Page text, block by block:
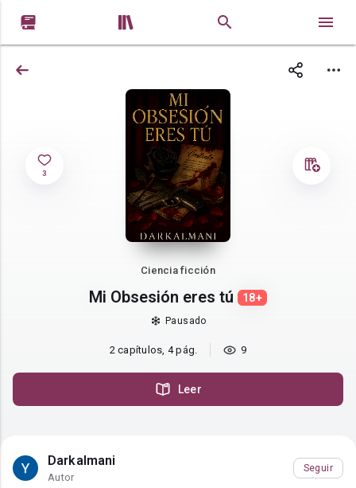
 
3
Ciencia ficción
Mi Obsesión eres tú 18+
Pausado
2 capítulos, 4 pág. 9
Leer
Darkalmani
Autor
Seguir